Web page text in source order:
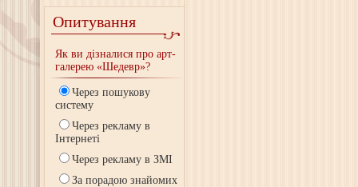
Опитування
Як ви дізналися про арт-
галерею «Шедевр»?
Через пошукову
систему
Через рекламу в
Інтернеті
Через рекламу в ЗМІ
За порадою знайомих